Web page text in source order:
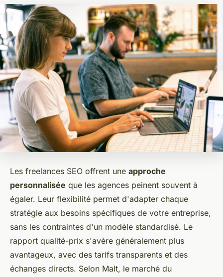
Les freelances SEO offrent une approche
personnalisée que les agences peinent souvent à
égaler. Leur flexibilité permet d'adapter chaque
stratégie aux besoins spécifiques de votre entreprise,
sans les contraintes d'un modèle standardisé. Le
rapport qualité-prix s'avère généralement plus
avantageux, avec des tarifs transparents et des
échanges directs. Selon Malt, le marché du